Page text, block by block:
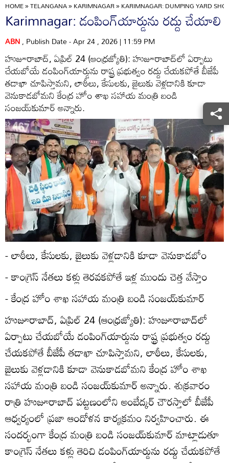
HOME»TELANGANA»KARIMNAGAR»KARIMNAGAR: DUMPING YARD
Karimnagar: డంపింగ్‌యార్డును రద్దు చేయాలి
ABN, Publish Date - Apr 24 , 2026 | 11:59 PM
హుజూరాబాద్‌, ఏప్రిల్‌ 24 (ఆంధ్రజ్యోతి): హుజూరాబాద్‌లో ఏర్పాటు
చేయబోయే డంపింగ్‌యార్డును రాష్ట్ర ప్రభుత్వం రద్దు చేయకపోతే బీజేపీ
తడాఖా చూపిస్తామని, లాఠీలు, కేసులకు, జైలుకు వెళ్లడానికి కూడా
వెనుకాడబోమని కేంద్ర హోం శాఖ సహాయ మంత్రి బండి
సంజయ్‌కుమార్‌ అన్నారు.
- లాఠీలు, కేసులకు, జైలుకు వెళ్లడానికి కూడా వెనుకాడబోం
- కాంగ్రెస్‌ నేతలు కళ్లు తెరవకపోతే ఇళ్ల ముందు చెత్త వేస్తాం
- కేంద్ర హోం శాఖ సహాయ మంత్రి బండి సంజయ్‌కుమార్‌
హుజూరాబాద్‌, ఏప్రిల్‌ 24 (ఆంధ్రజ్యోతి): హుజూరాబాద్‌లో
ఏర్పాటు చేయబోయే డంపింగ్‌యార్డును రాష్ట్ర ప్రభుత్వం రద్దు
చేయకపోతే బీజేపీ తడాఖా చూపిస్తామని, లాఠీలు, కేసులకు,
జైలుకు వెళ్లడానికి కూడా వెనుకాడబోమని కేంద్ర హోం శాఖ
సహాయ మంత్రి బండి సంజయ్‌కుమార్‌ అన్నారు. శుక్రవారం
రాత్రి హుజూరాబాద్‌ పట్టణంలోని అంబేద్కర్‌ చౌరస్తాలో బీజేపీ
ఆధ్వర్యంలో ప్రజా ఆందోళన కార్యక్రమం నిర్వహించారు. ఈ
సందర్భంగా కేంద్ర మంత్రి బండి సంజయ్‌కుమార్‌ మాట్లాడుతూ
కాంగ్రెస్‌ నేతలు కళ్లు తెరిచి డంపింగ్‌యార్డును రద్దు చేయకపోతే